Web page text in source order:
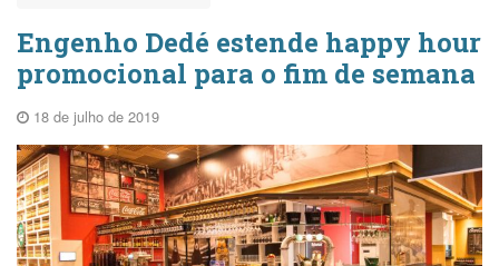
Engenho Dedé estende happy hour
promocional para o fim de semana
18 de julho de 2019